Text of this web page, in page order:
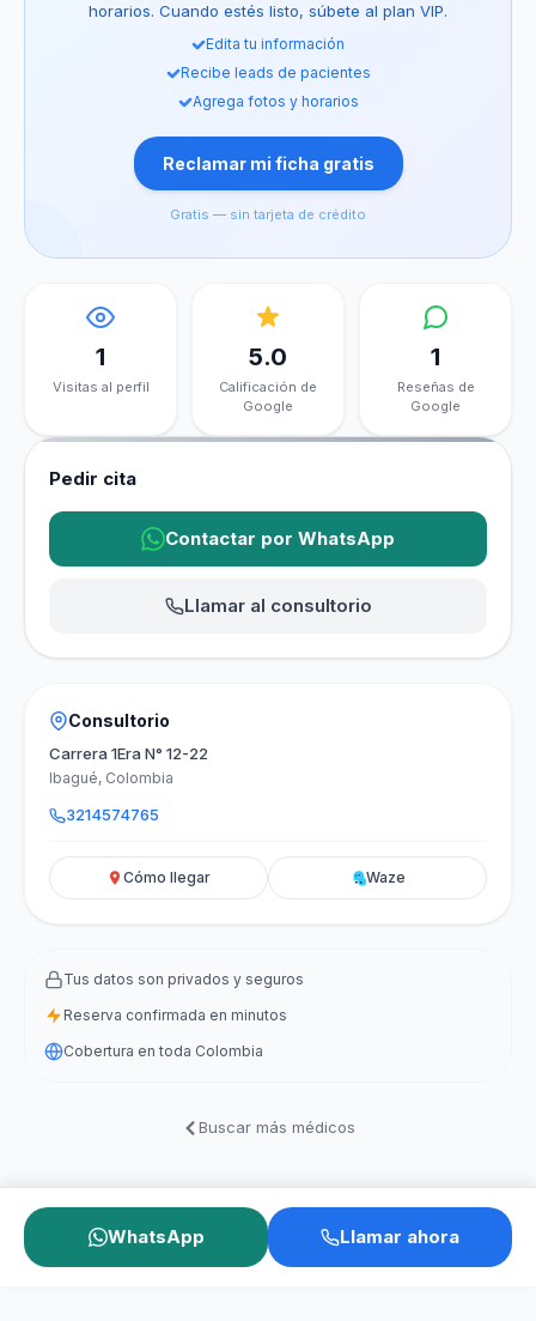
horarios. Cuando estés listo, súbete al plan VIP.
Edita tu información
Recibe leads de pacientes
Agrega fotos y horarios
Reclamar mi ficha gratis
Gratis — sin tarjeta de crédito
1
Visitas al perfil
5.0
Calificación de
Google
1
Reseñas de
Google
Pedir cita
Contactar por WhatsApp
Llamar al consultorio
Consultorio
Carrera 1Era N° 12-22
Ibagué, Colombia
3214574765
Cómo llegar Waze
Tus datos son privados y seguros
Reserva confirmada en minutos
Cobertura en toda Colombia
Buscar más médicos
WhatsApp Llamar ahora